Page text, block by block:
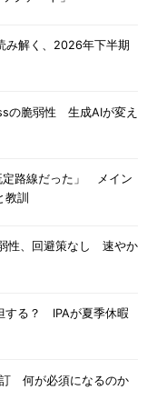
み解く、2026年下半期
の脆弱性 生成AIが変え
定路線だった」 メイン
教訓
性、回避策なし 速やか
する？ IPAが夏季休暇
何が必須になるのか